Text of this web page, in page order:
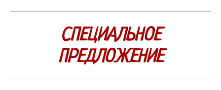
СПЕЦИАЛЬНОЕ
ПРЕДЛОЖЕНИЕ